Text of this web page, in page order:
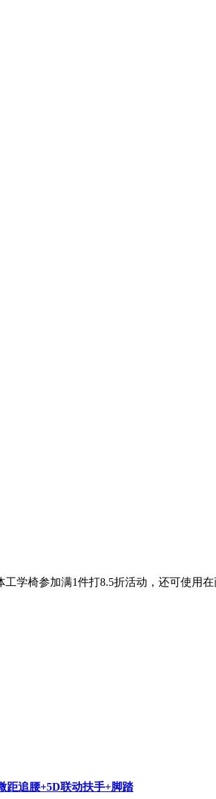
椅参加满1件打8.5折活动，还可使用在
距追腰+5D联动扶手+脚踏